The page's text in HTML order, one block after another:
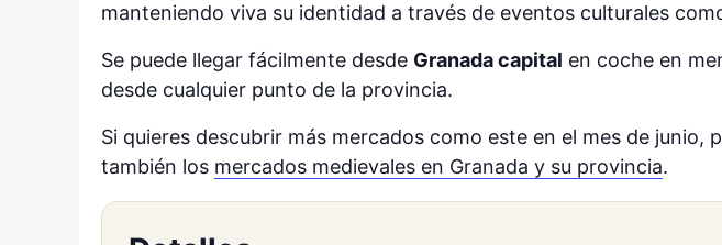
manteniendo viva su identidad a través de eventos culturales
Se puede llegar fácilmente desde Granada capital en coche en
desde cualquier punto de la provincia.
Si quieres descubrir más mercados como este en el mes de junio,
también los mercados medievales en Granada y su provincia.